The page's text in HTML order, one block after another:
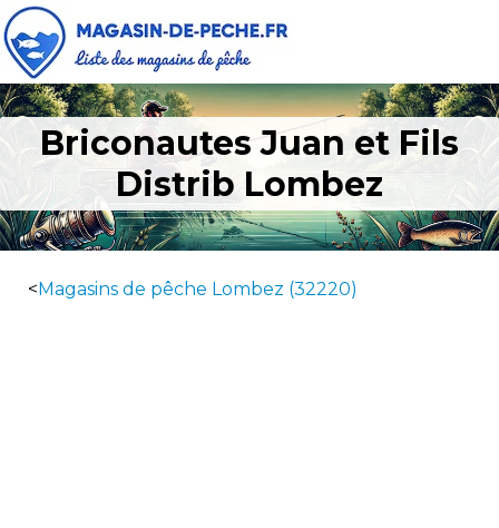
Briconautes Juan et Fils
Distrib Lombez
<Magasins de pêche Lombez (32220)